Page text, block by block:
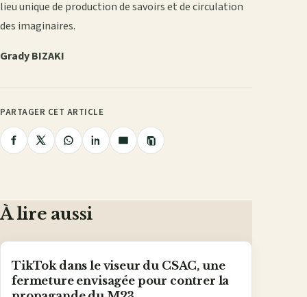
lieu unique de production de savoirs et de circulation
des imaginaires.
Grady BIZAKI
PARTAGER CET ARTICLE
PartagerPartagerPartagerPartagerPartager
Copier
le
À lire aussi
TikTok dans le viseur du CSAC, une
fermeture envisagée pour contrer la